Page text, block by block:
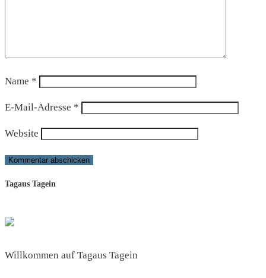
Name *
E-Mail-Adresse *
Website
Tagaus Tagein
Willkommen auf Tagaus Tagein